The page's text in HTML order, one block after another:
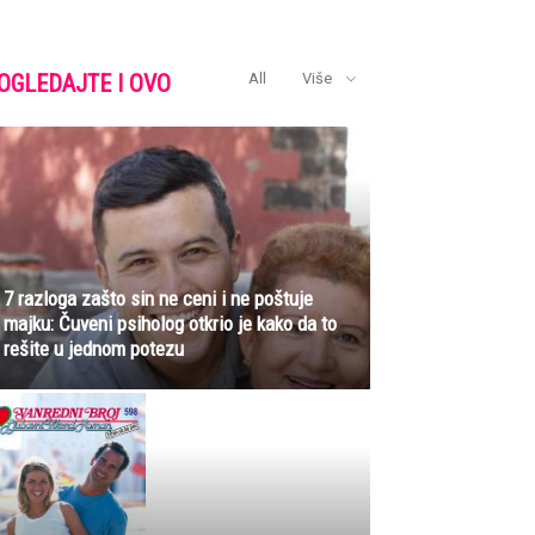
I OVO All Više
7 razloga zašto sin ne ceni i ne poštuje
majku: Čuveni psiholog otkrio je kako da to
rešite u jednom potezu